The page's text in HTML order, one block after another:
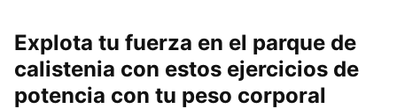
Explota tu fuerza en el parque de
calistenia con estos ejercicios de
potencia con tu peso corporal